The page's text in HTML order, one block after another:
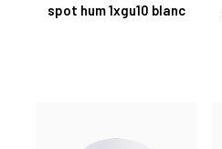
spot hum 1xgu10 blanc